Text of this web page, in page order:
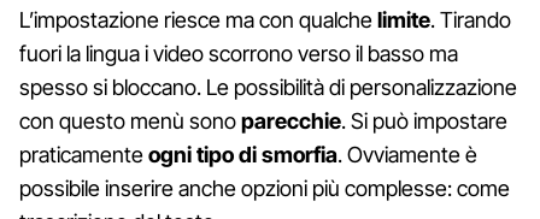
L’impostazione riesce ma con qualchelimite. Tirando
fuori la lingua i video scorrono verso il basso ma
spesso si bloccano. Le possibilità di personalizzazione
con questo menù sonoparecchie. Si può impostare
praticamenteogni tipo di smorfia. Ovviamente è
possibile inserire anche opzioni più complesse: come